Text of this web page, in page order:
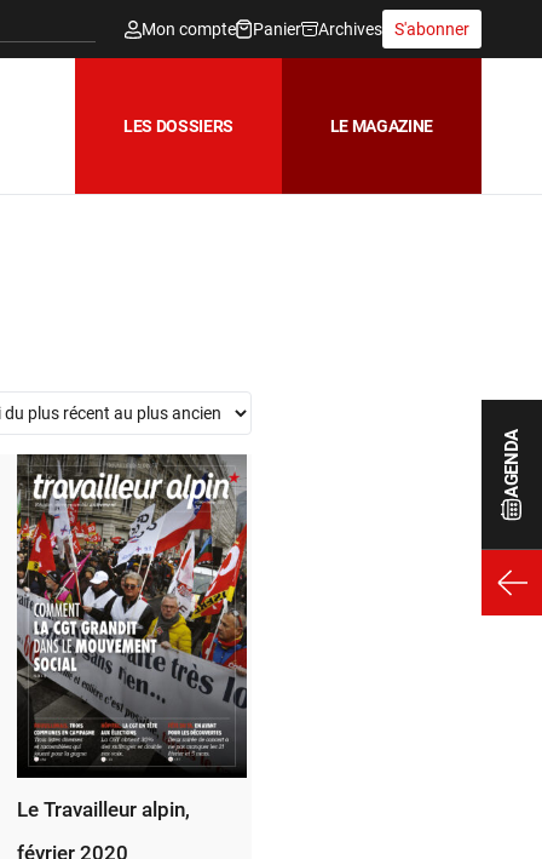
AGENDA
Mon compte Panier Archives S'abonner
LES DOSSIERS LE MAGAZINE
Le Travailleur alpin,
février 2020